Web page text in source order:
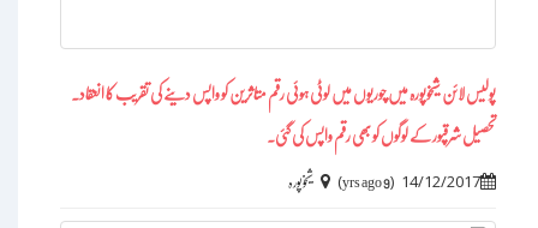
پولیس لائن شیخوپورہ میں چوریوں میں لوٹی ہوئی رقم متاثرین کو واپس دینے کی تقریب کا انعقاد۔
تحصیل شرقپور کے لوگوں کو بھی رقم واپس کی گئی۔
14/12/2017
(
9 yrs ago
) شیخوپورہ